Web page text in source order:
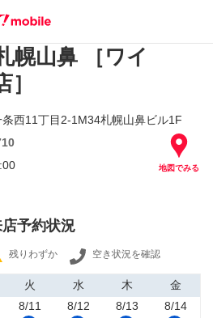
幌山鼻 ［ワイ
地図でみる
西11丁目2‐1M34札幌山鼻ビル1F
予約状況
残りわずか 空き状況を確認
火 水 木
金
8/11 8/12 8/13 8/14